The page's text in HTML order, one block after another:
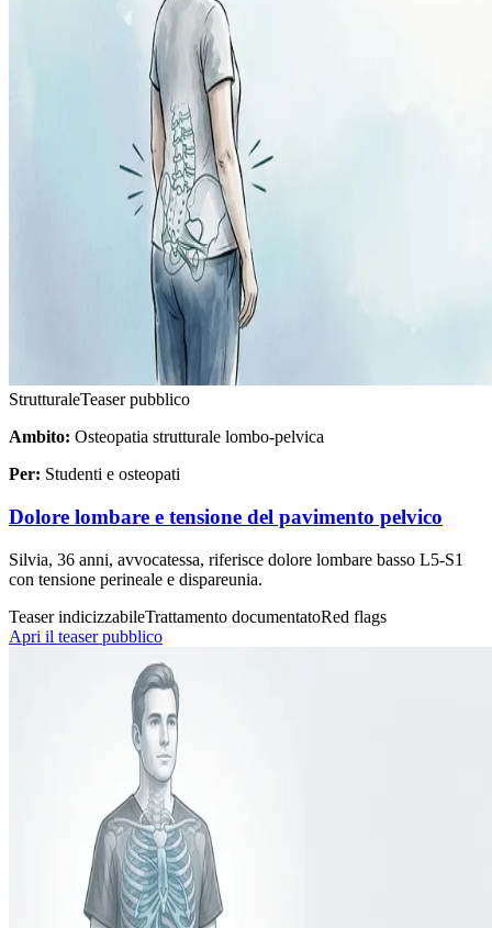
StrutturaleTeaser pubblico
Ambito: Osteopatia strutturale lombo-pelvica
Per: Studenti e osteopati
Dolore lombare e tensione del pavimento pelvico
Silvia, 36 anni, avvocatessa, riferisce dolore lombare basso L5-S1
con tensione perineale e dispareunia.
Teaser indicizzabileTrattamento documentatoRed flags
Apri il teaser pubblico